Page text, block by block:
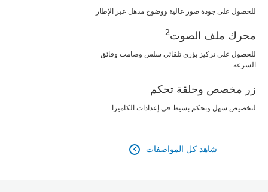
للحصول على جودة صور عالية ووضوح مذهل عبر الإطار
محرك ملف الصوت2
للحصول على تركيز بؤري تلقائي سلس وصامت وفائق
السرعة
زر مخصص وحلقة تحكم
لتخصيص سهل وتحكم بسيط في إعدادات الكاميرا
شاهد كل المواصفات 